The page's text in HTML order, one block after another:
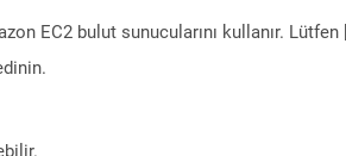
EC2 bulut sunucularını kullanır.